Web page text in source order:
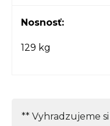
Nosnosť:
129 kg
** Vyhradzujeme